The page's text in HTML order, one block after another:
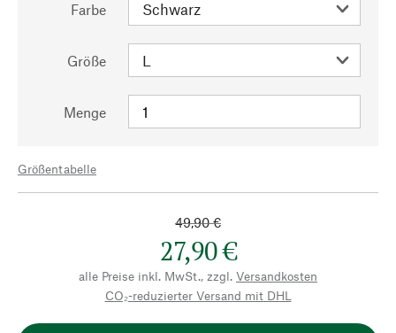
Farbe
Größe
Menge
Größentabelle
49,90 €
27,90 €
alle Preise inkl. MwSt., zzgl. Versandkosten
CO₂-reduzierter Versand mit DHL